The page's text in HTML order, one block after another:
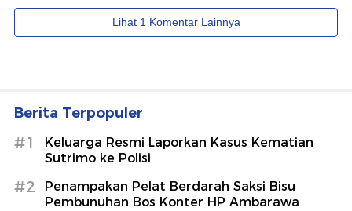
Berita Terpopuler
#1
Keluarga Resmi Laporkan Kasus Kematian
Sutrimo ke Polisi
#2
Penampakan Pelat Berdarah Saksi Bisu
Pembunuhan Bos Konter HP Ambarawa